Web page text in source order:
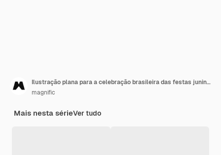
Ilustração plana para a celebração brasileira das festas juninas
magnific
Mais nesta sérieVer tudo